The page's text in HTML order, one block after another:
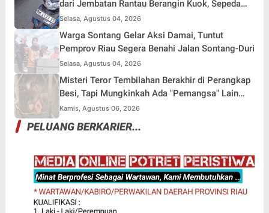
dari Jembatan Rantau Berangin Kuok, Sepeda
Motor Ditinggal di Lokasi
Selasa, Agustus 04, 2026
Warga Sontang Gelar Aksi Damai, Tuntut
Pemprov Riau Segera Benahi Jalan Sontang-Duri
Selasa, Agustus 04, 2026
Misteri Teror Tembilahan Berakhir di Perangkap
Besi, Tapi Mungkinkah Ada "Pemangsa" Lain
yang Masih Mengintai?
Kamis, Agustus 06, 2026
PELUANG BERKARIER...